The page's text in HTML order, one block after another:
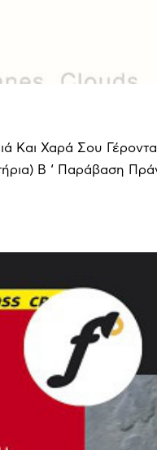
Και Χαρά Σου
Β ‘ Παράβαση